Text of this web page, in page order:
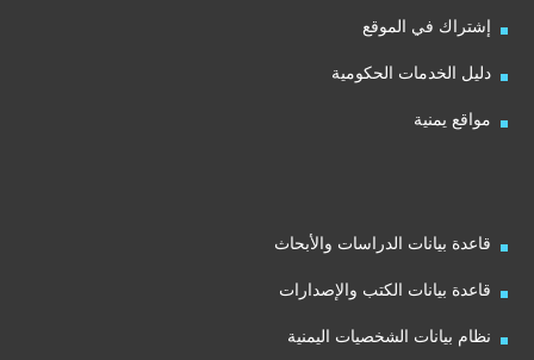
إشتراك في الموقع
دليل الخدمات الحكومية
مواقع يمنية
قاعدة بيانات الدراسات والأبحاث
قاعدة بيانات الكتب والإصدارات
نظام بيانات الشخصيات اليمنية